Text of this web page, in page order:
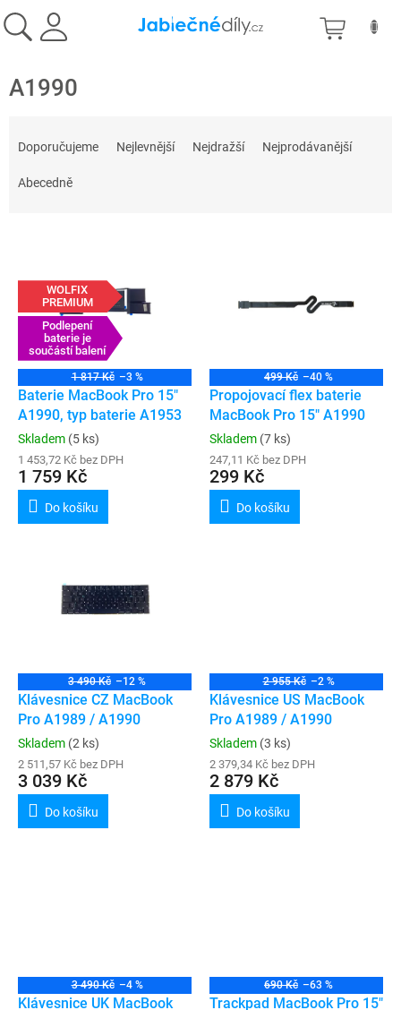
na
obsah
A1990
Doporučujeme Nejlevnější Nejdražší Nejprodávanější
Abecedně
WOLFIX
PREMIUM
Podlepení
baterie je
součástí balení
1 817 Kč –3 %
Baterie MacBook Pro 15"
A1990, typ baterie A1953
Skladem (5 ks)
1 453,72 Kč bez DPH
1 759 Kč
Do košíku
499 Kč –40 %
Propojovací flex baterie
MacBook Pro 15" A1990
Skladem (7 ks)
247,11 Kč bez DPH
299 Kč
Do košíku
3 490 Kč –12 %
Klávesnice CZ MacBook
Pro A1989 / A1990
Skladem (2 ks)
2 511,57 Kč bez DPH
3 039 Kč
Do košíku
2 955 Kč –2 %
Klávesnice US MacBook
Pro A1989 / A1990
Skladem (3 ks)
2 379,34 Kč bez DPH
2 879 Kč
Do košíku
3 490 Kč –4 %
Klávesnice UK MacBook
690 Kč –63 %
Trackpad MacBook Pro 15"